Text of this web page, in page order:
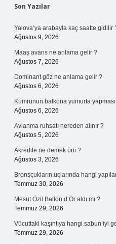
Sidebar
Son Yazılar
Yalova’ya arabayla kaç saatte gidilir
Ağustos 9, 2026
Maaş avans ne anlama gelir ?
Ağustos 7, 2026
Dominant göz ne anlama gelir ?
Ağustos 6, 2026
Kumrunun balkona yumurta
Ağustos 6, 2026
Avlanma ruhsatı nereden alınır ?
Ağustos 5, 2026
Akredite ne demek üni ?
Ağustos 3, 2026
Bronşçukların uçlarında hangi
Temmuz 30, 2026
Mesut Özil Ballon d’Or aldı mı ?
Temmuz 29, 2026
Vücuttaki kaşıntıya hangi sabun iyi
Temmuz 29, 2026